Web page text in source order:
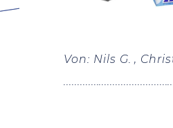
Von: Nils G. ,